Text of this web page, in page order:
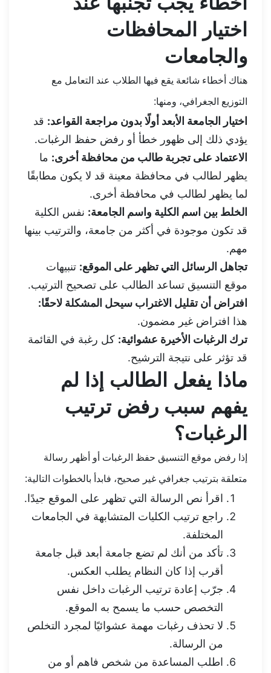
اختيار المحافظات
والجامعات
هناك أخطاء شائعة يقع فيها الطلاب عند التعامل مع
التوزيع الجغرافي، ومنها:
اختيار الجامعة الأبعد أولًا بدون مراجعة القواعد: قد
يؤدي ذلك إلى ظهور خطأ أو رفض حفظ الرغبات.
الاعتماد على تجربة طالب من محافظة أخرى: ما
يظهر لطالب في محافظة معينة قد لا يكون مطابقًا
لما يظهر لطالب في محافظة أخرى.
الخلط بين اسم الكلية واسم الجامعة: نفس الكلية
قد تكون موجودة في أكثر من جامعة، والترتيب بينها
مهم.
تجاهل الرسائل التي تظهر على الموقع: تنبيهات
موقع التنسيق تساعد الطالب على تصحيح الترتيب.
افتراض أن تقليل الاغتراب سيحل المشكلة لاحقًا:
هذا افتراض غير مضمون.
ترك الرغبات الأخيرة عشوائية: كل رغبة في القائمة
قد تؤثر على نتيجة الترشيح.
ماذا يفعل الطالب إذا لم
يفهم سبب رفض ترتيب
الرغبات؟
إذا رفض موقع التنسيق حفظ الرغبات أو أظهر رسالة
متعلقة بترتيب جغرافي غير صحيح، فابدأ بالخطوات التالية:
اقرأ نص الرسالة التي تظهر على الموقع جيدًا.
راجع ترتيب الكليات المتشابهة في الجامعات
المختلفة.
تأكد من أنك لم تضع جامعة أبعد قبل جامعة
أقرب إذا كان النظام يطلب العكس.
جرّب إعادة ترتيب الرغبات داخل نفس
التخصص حسب ما يسمح به الموقع.
لا تحذف رغبات مهمة عشوائيًا لمجرد التخلص
من الرسالة.
اطلب المساعدة من شخص فاهم أو من